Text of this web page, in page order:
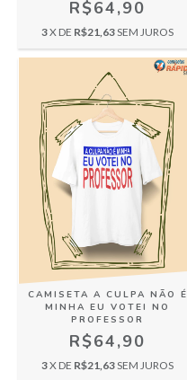
R$64,90
3X DE R$21,63SEM JUROS
CAMISETA A CULPA NÃO É
MINHA EU VOTEI NO
PROFESSOR
R$64,90
3X DE R$21,63SEM JUROS